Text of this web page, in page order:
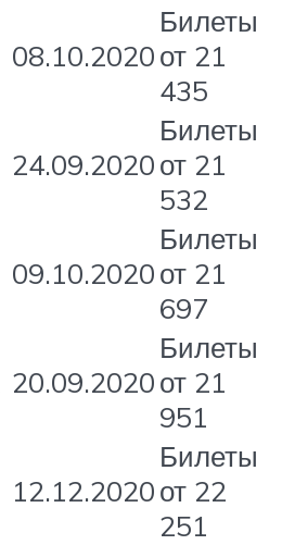
08.10.2020
Билеты
от 21
435
24.09.2020
Билеты
от 21
532
09.10.2020
Билеты
от 21
697
20.09.2020
Билеты
от 21
951
12.12.2020
Билеты
от 22
251